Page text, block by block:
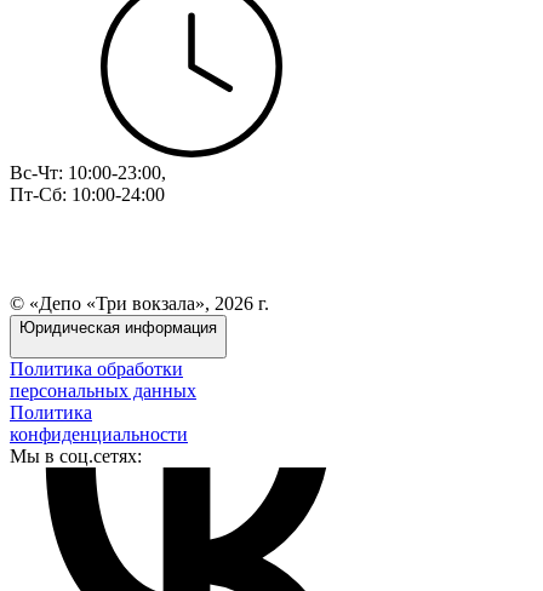
Вс-Чт: 10:00-23:00,
Пт-Сб: 10:00-24:00
© «Депо «Три вокзала», 2026 г.
Юридическая информация
Политика обработки
персональных данных
Политика
конфиденциальности
Мы в соц.сетях: